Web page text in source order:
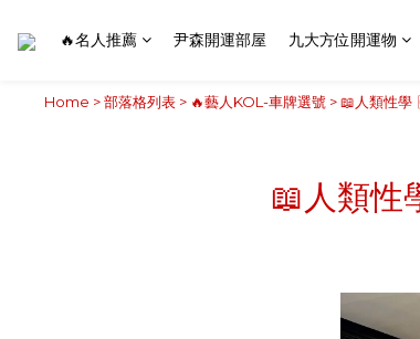
🔥名人推薦 尹森開運部屋 九大方位開運物
Home >部落格列表 > 🔥藝人KOL-車牌選號 >📖人類性學
📖人類性